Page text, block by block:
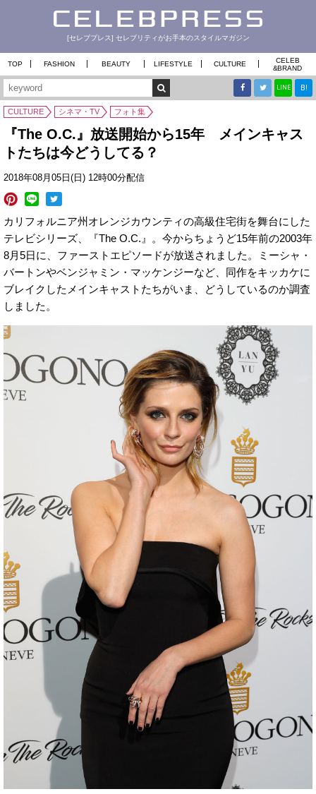
[セレブプレス] セレブリティがお手本のスタイルマガジン
TOP FASHION BEAUTY LIFESTYLE CULTURE
CELEB
&BRAND
LINE B!
CULTURE シネマ・TV フォト集
『The O.C.』放送開始から15年 メインキャス
トたちは今どうしてる？
2018年08月05日(日) 12時00分配信
カリフォルニア州オレンジカウンティの高級住宅街を舞台にした
テレビシリーズ、『The O.C.』。今からちょうど15年前の2003年
8月5日に、ファーストエピソードが放送されました。ミーシャ・
バートンやベンジャミン・マッケンジーなど、同作をキッカケに
ブレイクしたメインキャストたちがいま、どうしているのか調査
しました。